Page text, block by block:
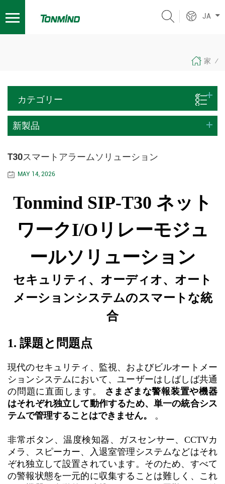
JA
家 /
カテゴリー
新製品
T30スマートアラームソリューション
MAY 14, 2026
Tonmind SIP-T30 ネット
ワークI/Oリレーモジュ
ールソリューション
セキュリティ、オーディオ、オート
メーションシステムのスマートな統
合
1. 課題と問題点
現代のセキュリティ、監視、およびビルオートメー
ションシステムにおいて、ユーザーはしばしば共通
の問題に直面します。
さまざまな警報装置や機器
はそれぞれ独立して動作するため、単一の統合シス
テムで管理することはできません。 。
非常ボタン、温度検知器、ガスセンサー、CCTVカ
メラ、スピーカー、入退室管理システムなどはそれ
ぞれ独立して設置されています。そのため、すべて
の警報状態を一元的に収集することは難しく、これ